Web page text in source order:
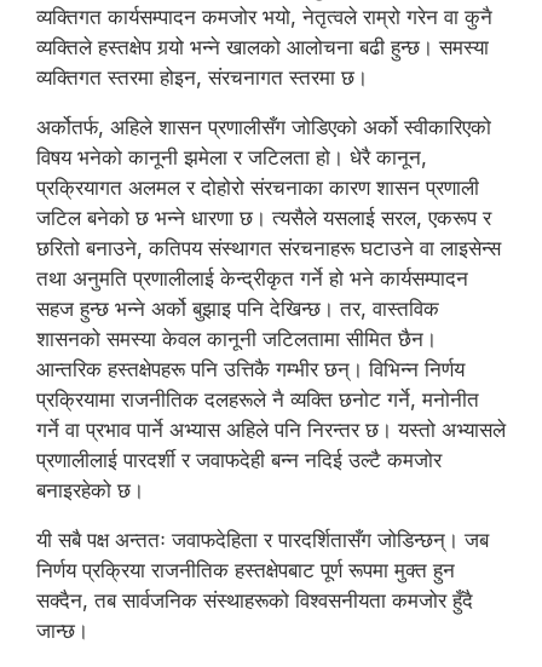
व्यक्तिगत कार्यसम्पादन कमजोर भयो, नेतृत्वले राम्रो गरेन वा कुनै
व्यक्तिले हस्तक्षेप गर्‍यो भन्ने खालको आलोचना बढी हुन्छ। समस्या
व्यक्तिगत स्तरमा होइन, संरचनागत स्तरमा छ।
अर्कोतर्फ, अहिले शासन प्रणालीसँग जोडिएको अर्को स्वीकारिएको
विषय भनेको कानूनी झमेला र जटिलता हो। धेरै कानून,
प्रक्रियागत अलमल र दोहोरो संरचनाका कारण शासन प्रणाली
जटिल बनेको छ भन्ने धारणा छ। त्यसैले यसलाई सरल, एकरूप र
छरितो बनाउने, कतिपय संस्थागत संरचनाहरू घटाउने वा लाइसेन्स
तथा अनुमति प्रणालीलाई केन्द्रीकृत गर्ने हो भने कार्यसम्पादन
सहज हुन्छ भन्ने अर्को बुझाइ पनि देखिन्छ। तर, वास्तविक
शासनको समस्या केवल कानूनी जटिलतामा सीमित छैन।
आन्तरिक हस्तक्षेपहरू पनि उत्तिकै गम्भीर छन्। विभिन्न निर्णय
प्रक्रियामा राजनीतिक दलहरूले नै व्यक्ति छनोट गर्ने, मनोनीत
गर्ने वा प्रभाव पार्ने अभ्यास अहिले पनि निरन्तर छ। यस्तो अभ्यासले
प्रणालीलाई पारदर्शी र जवाफदेही बन्न नदिई उल्टै कमजोर
बनाइरहेको छ।
यी सबै पक्ष अन्ततः जवाफदेहिता र पारदर्शितासँग जोडिन्छन्। जब
निर्णय प्रक्रिया राजनीतिक हस्तक्षेपबाट पूर्ण रूपमा मुक्त हुन
सक्दैन, तब सार्वजनिक संस्थाहरूको विश्वसनीयता कमजोर हुँदै
जान्छ।